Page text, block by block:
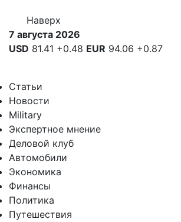
Наверх
7 августа 2026
USD 81.41 +0.48 EUR 94.06 +0.87
Статьи
Новости
Military
Экспертное мнение
Деловой клуб
Автомобили
Экономика
Финансы
Политика
Путешествия